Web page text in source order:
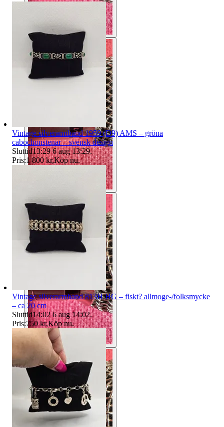
Vintage silverarmband 1959 (D9) AMS – gröna
cabochonstenar – svensk design
Sluttid13:29 6 aug 13:29.
Pris:1 800 kr,Köp nu.
Vintage silverarmband 813H HG – fiskt? allmoge-/folksmycke
– ca 20 cm
Sluttid14:02 6 aug 14:02.
Pris:750 kr,Köp nu.